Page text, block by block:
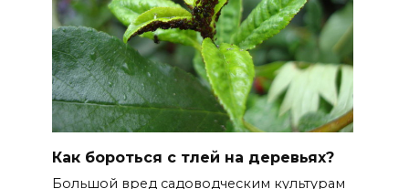
Как бороться с тлей на деревьях?
Большой вред садоводческим культурам